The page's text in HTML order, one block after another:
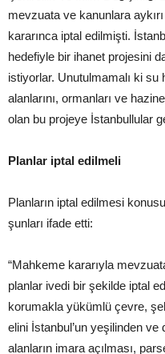
mevzuata ve kanunlara
kararınca iptal edilmişti.
hedefiyle bir ihanet projesini
istiyorlar. Unutulmamalı ki su
alanlarını, ormanları ve
olan bu projeye İstanbullular
Planlar iptal edilmeli
Planların iptal edilmesi
şunları ifade etti:
“Mahkeme kararıyla
planlar ivedi bir şekilde iptal
korumakla yükümlü çevre,
elini İstanbul’un yeşilinden ve
alanların imara açılması,